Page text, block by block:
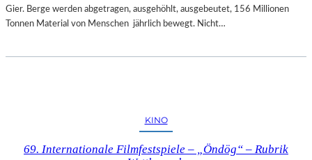
Gier. Berge werden abgetragen, ausgehöhlt, ausgebeutet, 156 Millionen
Tonnen Material von Menschen jährlich bewegt. Nicht…
KINO
69. Internationale Filmfestspiele – „Öndög“ – Rubrik